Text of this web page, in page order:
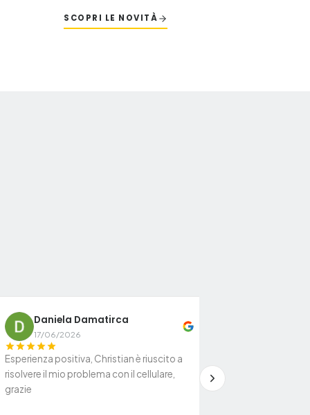
SCOPRI LE NOVITÀ
Daniela Damatirca
17/06/2026
Esperienza positiva, Christian è riuscito a
risolvere il mio problema con il cellulare,
grazie